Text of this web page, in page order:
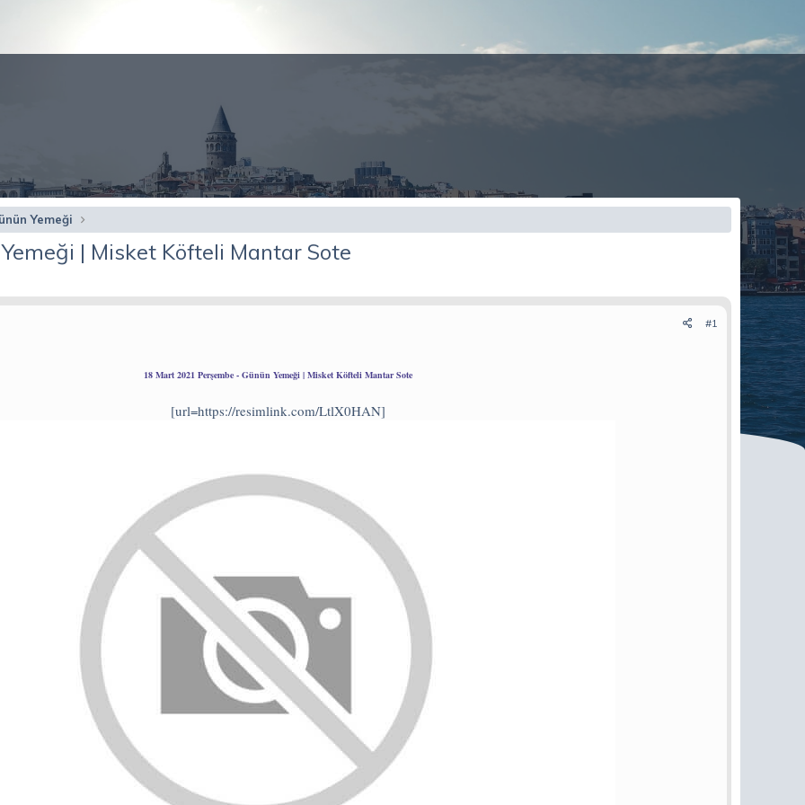
Yemeği
| Misket Köfteli Mantar Sote
#1
18 Mart 2021 Perşembe - Günün Yemeği | Misket Köfteli Mantar Sote
[url=https://resimlink.com/LtlX0HAN]